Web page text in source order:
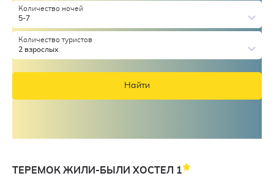
Количество ночей
5-7
Количество туристов
2 взрослых
Найти
ТЕРЕМОК ЖИЛИ-БЫЛИ ХОСТЕЛ 1